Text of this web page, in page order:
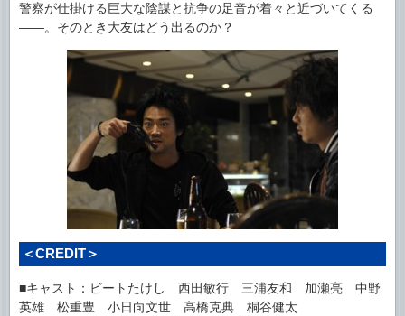
警察が仕掛ける巨大な陰謀と抗争の足音が着々と近づいてくる
――。そのとき大友はどう出るのか？
＜CREDIT＞
■キャスト：ビートたけし 西田敏行 三浦友和 加瀬亮 中野
英雄 松重豊 小日向文世 高橋克典 桐谷健太